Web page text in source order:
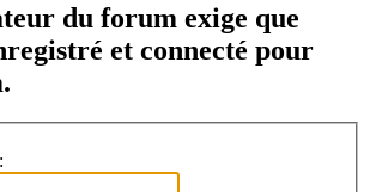
du forum exige que
et connecté pour